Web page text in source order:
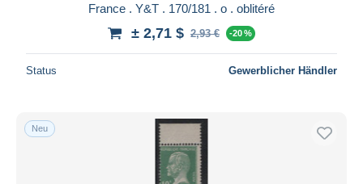
France . Y&T . 170/181 . o . oblitéré
± 2,71 $ 2,93 € -20 %
Status Gewerblicher Händler
Neu